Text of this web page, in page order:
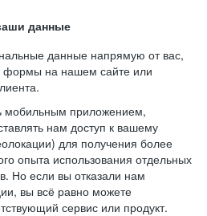
данные
данные напрямую от вас,
формы на нашем сайте или
мобильным приложением,
нам доступ к вашему
для получения более
опыта использования отдельных
Но если вы отказали нам
вы всё равно можете
сервис или продукт.